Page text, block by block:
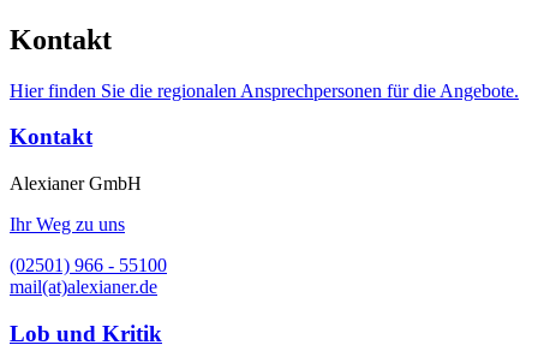
Kontakt
Hier finden Sie die regionalen Ansprechpersonen für die Angebote.
Kontakt
Alexianer GmbH
Ihr Weg zu uns
(02501) 966 - 55100
mail(at)alexianer.de
Lob und Kritik